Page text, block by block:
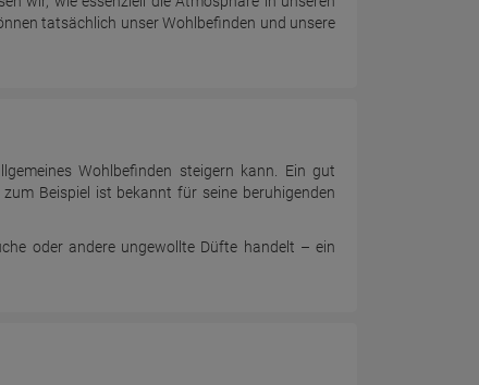
tatsächlich unser Wohlbefinden und unsere
Wohlbefinden steigern kann. Ein gut
Beispiel ist bekannt für seine beruhigenden
oder andere ungewollte Düfte handelt – ein